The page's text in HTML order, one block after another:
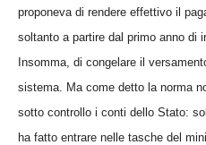
proponeva di rendere effettivo il
soltanto a partire dal primo anno di
Insomma, di congelare il
sistema. Ma come detto la norma
sotto controllo i conti dello Stato:
ha fatto entrare nelle tasche del